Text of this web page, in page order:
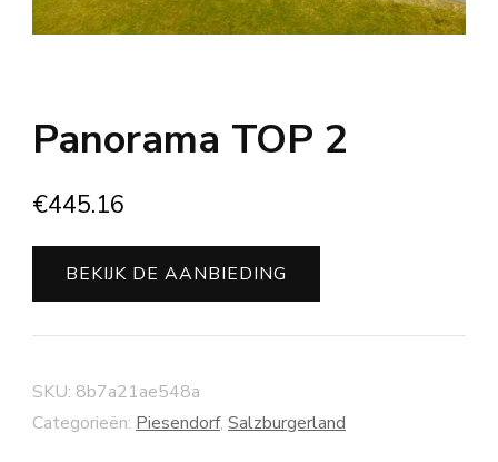
Panorama TOP 2
€445.16
BEKIJK DE AANBIEDING
SKU: 8b7a21ae548a
Categorieën: Piesendorf, Salzburgerland